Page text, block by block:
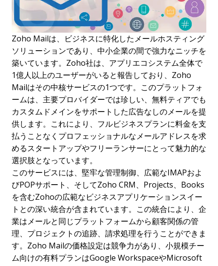
Zoho Mailは、ビジネスに特化したメールホスティング
ソリューションであり、中小企業の間で強力なニッチを
築いています。Zoho社は、アプリエコシステム全体で
1億人以上のユーザーがいると報告しており、Zoho
Mailはその中核サービスの1つです。このプラットフォ
ームは、主要プロバイダーでは珍しい、無料ティアでも
カスタムドメインをサポートした広告なしのメールを提
供します。これにより、フルビジネスプランに料金を支
払うことなくプロフェッショナルなメールアドレスを求
めるスタートアップやフリーランサーにとって魅力的な
選択肢となっています。
このサービスには、堅牢な管理制御、広範なIMAPおよ
びPOPサポート、そしてZoho CRM、Projects、Books
を含むZohoの広範なビジネスアプリケーションスイー
トとの深い統合が含まれています。この統合により、企
業はメールと同じプラットフォームから顧客関係の管
理、プロジェクトの追跡、請求処理を行うことができま
す。Zoho Mailの価格設定は競争力があり、小規模チー
ム向けの有料プランはGoogle WorkspaceやMicrosoft